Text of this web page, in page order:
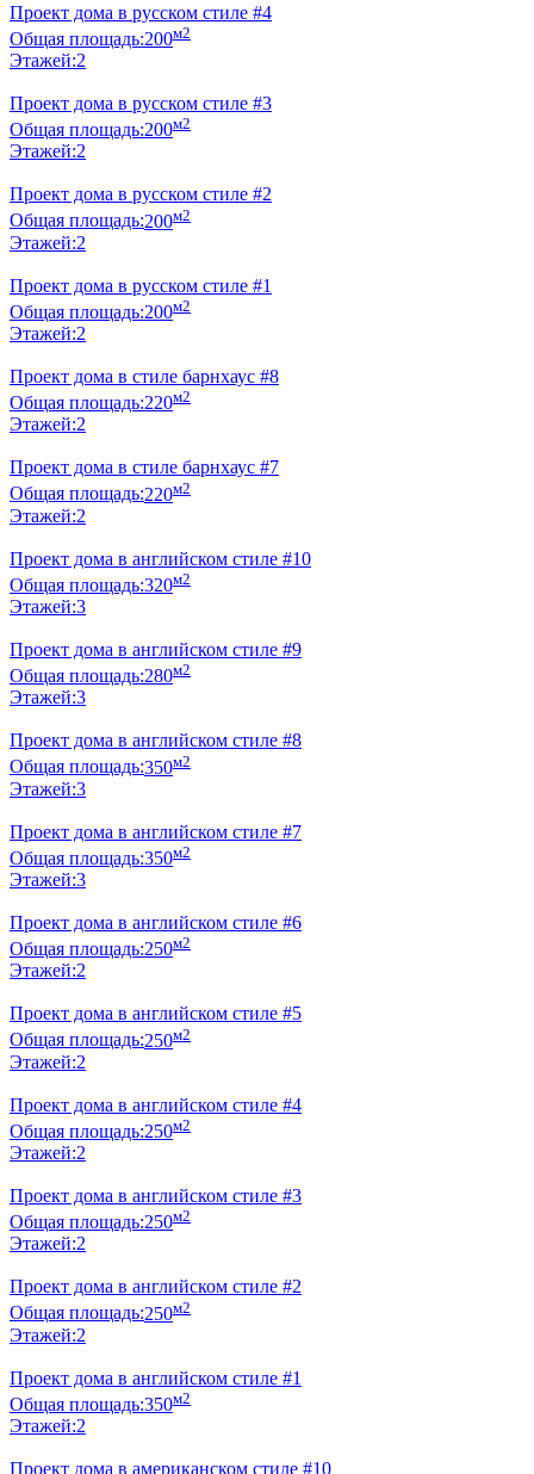
Проект дома в русском стиле #4
Общая площадь:200м2
Этажей:2
Проект дома в русском стиле #3
Общая площадь:200м2
Этажей:2
Проект дома в русском стиле #2
Общая площадь:200м2
Этажей:2
Проект дома в русском стиле #1
Общая площадь:200м2
Этажей:2
Проект дома в стиле барнхаус #8
Общая площадь:220м2
Этажей:2
Проект дома в стиле барнхаус #7
Общая площадь:220м2
Этажей:2
Проект дома в английском стиле #10
Общая площадь:320м2
Этажей:3
Проект дома в английском стиле #9
Общая площадь:280м2
Этажей:3
Проект дома в английском стиле #8
Общая площадь:350м2
Этажей:3
Проект дома в английском стиле #7
Общая площадь:350м2
Этажей:3
Проект дома в английском стиле #6
Общая площадь:250м2
Этажей:2
Проект дома в английском стиле #5
Общая площадь:250м2
Этажей:2
Проект дома в английском стиле #4
Общая площадь:250м2
Этажей:2
Проект дома в английском стиле #3
Общая площадь:250м2
Этажей:2
Проект дома в английском стиле #2
Общая площадь:250м2
Этажей:2
Проект дома в английском стиле #1
Общая площадь:350м2
Этажей:2
Проект дома в американском стиле #10